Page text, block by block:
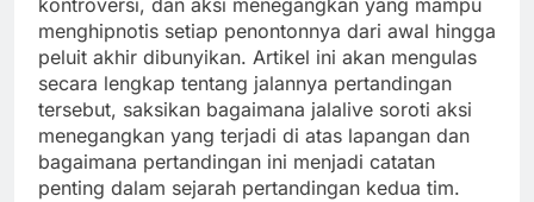
kontroversi, dan aksi menegangkan yang mampu
menghipnotis setiap penontonnya dari awal hingga
peluit akhir dibunyikan. Artikel ini akan mengulas
secara lengkap tentang jalannya pertandingan
tersebut, saksikan bagaimana jalalive soroti aksi
menegangkan yang terjadi di atas lapangan dan
bagaimana pertandingan ini menjadi catatan
penting dalam sejarah pertandingan kedua tim.